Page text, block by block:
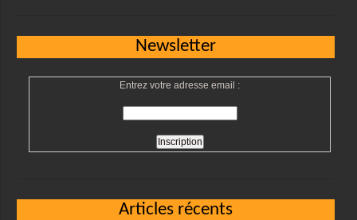
Newsletter
Entrez votre adresse email :
Articles récents